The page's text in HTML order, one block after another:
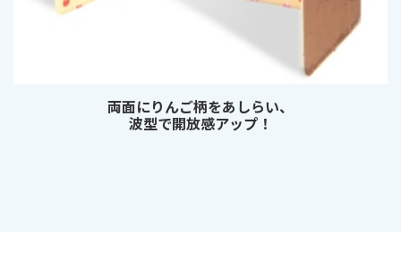
両面にりんご柄をあしらい、
波型で開放感アップ！